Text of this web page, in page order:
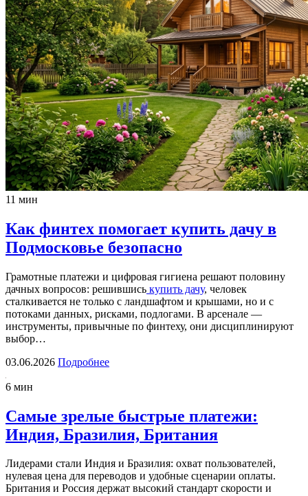
11 мин
Как финтех помогает купить дачу в
Подмосковье безопасно
Грамотные платежи и цифровая гигиена решают половину
дачных вопросов: решившись купить дачу, человек
сталкивается не только с ландшафтом и крышами, но и с
потоками данных, рисками, подлогами. В арсенале —
инструменты, привычные по финтеху, они дисциплинируют
выбор…
03.06.2026 Подробнее
6 мин
Самые зрелые быстрые платежи:
Индия, Бразилия, Британия
Лидерами стали Индия и Бразилия: охват пользователей,
нулевая цена для переводов и удобные сценарии оплаты.
Британия и Россия держат высокий стандарт скорости и